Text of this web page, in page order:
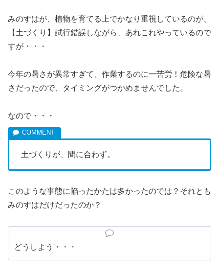
みのすはが、植物を育てる上でかなり重視しているのが、
【土づくり】試行錯誤しながら、あれこれやっているので
すが・・・
今年の暑さが異常すぎて、作業するのに一苦労！危険な暑
さだったので、タイミングがつかめませんでした。
なので・・・
土づくりが、間に合わず。
このような事態に陥ったかたは多かったのでは？それとも
みのすはだけだったのか？
どうしよう・・・